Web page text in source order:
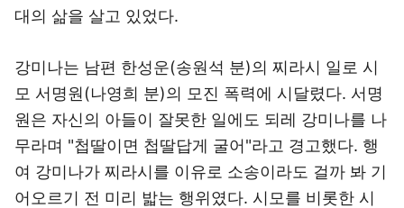
대의 삶을 살고 있었다.
강미나는 남편 한성운(송원석 분)의 찌라시 일로 시
모 서명원(나영희 분)의 모진 폭력에 시달렸다. 서명
원은 자신의 아들이 잘못한 일에도 되레 강미나를 나
무라며 "첩딸이면 첩딸답게 굴어"라고 경고했다. 행
여 강미나가 찌라시를 이유로 소송이라도 걸까 봐 기
어오르기 전 미리 밟는 행위였다. 시모를 비롯한 시